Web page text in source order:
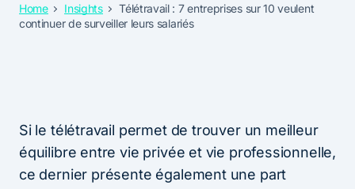
Home Insights
Télétravail : 7 entreprises sur 10 veulent
continuer de surveiller leurs salariés
Si le télétravail permet de trouver un meilleur
équilibre entre vie privée et vie professionnelle,
ce dernier présente également une part